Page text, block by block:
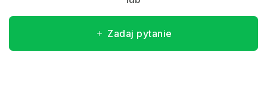
Zadaj pytanie